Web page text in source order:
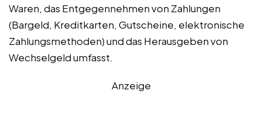
Waren, das Entgegennehmen von Zahlungen
(Bargeld, Kreditkarten, Gutscheine, elektronische
Zahlungsmethoden) und das Herausgeben von
Wechselgeld umfasst.
Anzeige